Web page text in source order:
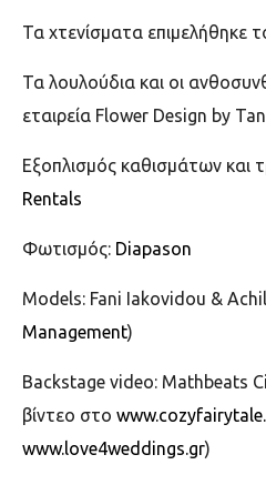
Τα χτενίσματα επιμελήθηκε
Τα λουλούδια και οι
εταιρεία Flower Design by
Εξοπλισμός καθισμάτων και
Rentals
Φωτισμός: Diapason
Models: Fani Iakovidou &
Management)
Backstage video: Mathbeats
βίντεο στο
www.love4weddings.gr)